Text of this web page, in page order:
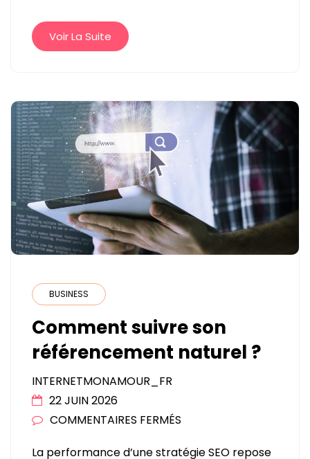
Voir La Suite
BUSINESS
Comment suivre son
référencement naturel ?
INTERNETMONAMOUR_FR
22 JUIN 2026
COMMENTAIRES FERMÉS
La performance d’une stratégie SEO repose